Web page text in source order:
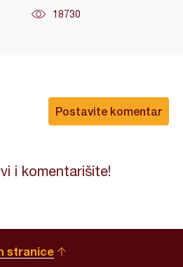
18730
Postavite komentar
i komentarišite!
stranice